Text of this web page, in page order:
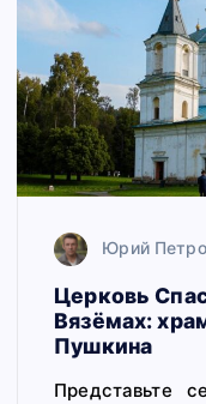
Юрий
Церковь
Вязёмах:
Пушкина
Представьте